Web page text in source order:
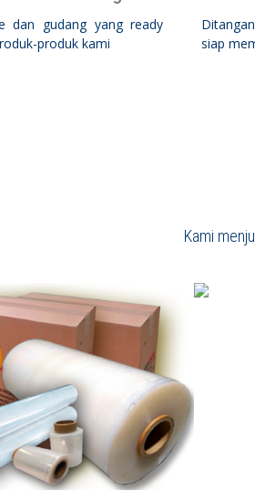
dan gudang yang ready
produk kami
siap
Kami